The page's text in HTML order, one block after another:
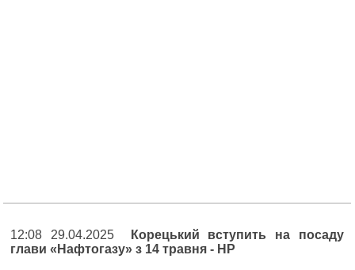
12:08 29.04.2025
Корецький вступить на посаду
глави «Нафтогазу» з 14 травня - НР